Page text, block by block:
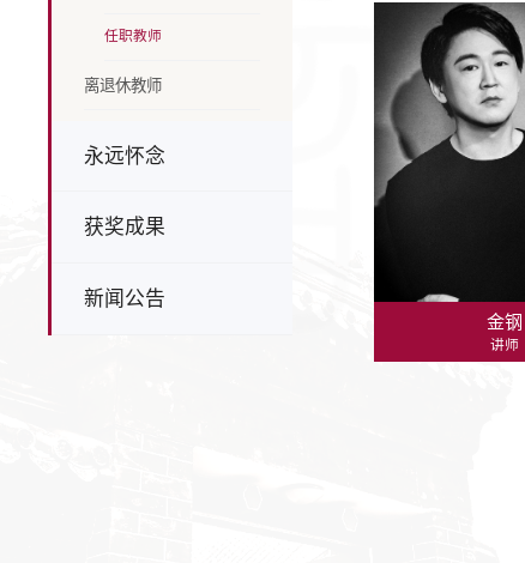
任职教师
离退休教师
永远怀念
获奖成果
新闻公告
金钢
讲师